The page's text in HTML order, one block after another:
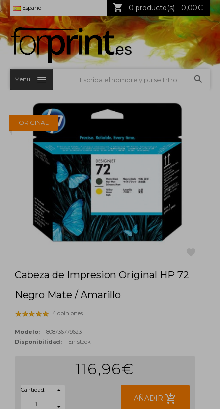
Español 0 producto(s) - 0,00€
Menu
ORIGINAL
Cabeza de Impresion Original HP 72
Negro Mate / Amarillo
4 opiniones
Modelo:
808736779623
Disponibilidad:
En stock
116,96€
Cantidad:
AÑADIR add_shopping_cart